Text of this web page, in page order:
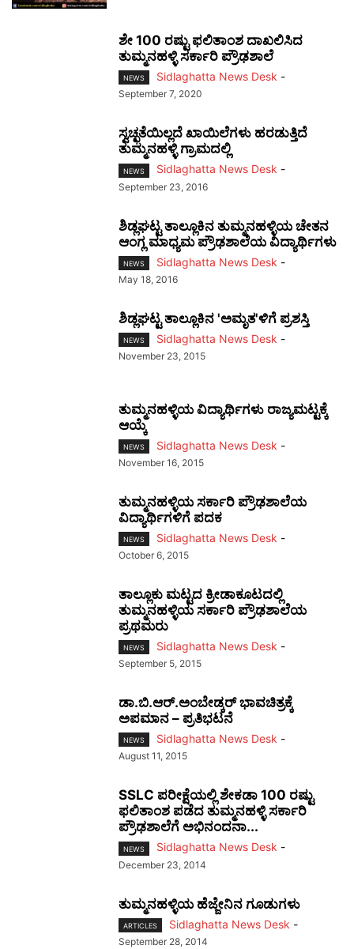
ಶೇ 100 ರಷ್ಟು ಫಲಿತಾಂಶ ದಾಖಲಿಸಿದ
ತುಮ್ಮನಹಳ್ಳಿ ಸರ್ಕಾರಿ ಪ್ರೌಢಶಾಲೆ
NEWS Sidlaghatta News Desk -
September 7, 2020
ಸ್ವಚ್ಛತೆಯಿಲ್ಲದೆ ಖಾಯಿಲೆಗಳು ಹರಡುತ್ತಿದೆ
ತುಮ್ಮನಹಳ್ಳಿ ಗ್ರಾಮದಲ್ಲಿ
NEWS Sidlaghatta News Desk -
September 23, 2016
ಶಿಡ್ಲಘಟ್ಟ ತಾಲ್ಲೂಕಿನ ತುಮ್ಮನಹಳ್ಳಿಯ ಚೇತನ
ಆಂಗ್ಲ ಮಾಧ್ಯಮ ಪ್ರೌಢಶಾಲೆಯ ವಿದ್ಯಾರ್ಥಿಗಳು
NEWS Sidlaghatta News Desk -
May 18, 2016
ಶಿಡ್ಲಘಟ್ಟ ತಾಲ್ಲೂಕಿನ 'ಅಮೃತ'ಳಿಗೆ ಪ್ರಶಸ್ತಿ
NEWS Sidlaghatta News Desk -
November 23, 2015
ತುಮ್ಮನಹಳ್ಳಿಯ ವಿದ್ಯಾರ್ಥಿಗಳು ರಾಜ್ಯಮಟ್ಟಕ್ಕೆ
ಆಯ್ಕೆ
NEWS Sidlaghatta News Desk -
November 16, 2015
ತುಮ್ಮನಹಳ್ಳಿಯ ಸರ್ಕಾರಿ ಪ್ರೌಢಶಾಲೆಯ
ವಿದ್ಯಾರ್ಥಿಗಳಿಗೆ ಪದಕ
NEWS Sidlaghatta News Desk -
October 6, 2015
ತಾಲ್ಲೂಕು ಮಟ್ಟದ ಕ್ರೀಡಾಕೂಟದಲ್ಲಿ
ತುಮ್ಮನಹಳ್ಳಿಯ ಸರ್ಕಾರಿ ಪ್ರೌಢಶಾಲೆಯ
ಪ್ರಥಮರು
NEWS Sidlaghatta News Desk -
September 5, 2015
ಡಾ.ಬಿ.ಆರ್.ಅಂಬೇಡ್ಕರ್ ಭಾವಚಿತ್ರಕ್ಕೆ
ಅಪಮಾನ – ಪ್ರತಿಭಟನೆ
NEWS Sidlaghatta News Desk -
August 11, 2015
SSLC ಪರೀಕ್ಷೆಯಲ್ಲಿ ಶೇಕಡಾ 100 ರಷ್ಟು
ಫಲಿತಾಂಶ ಪಡೆದ ತುಮ್ಮನಹಳ್ಳಿ ಸರ್ಕಾರಿ
ಪ್ರೌಢಶಾಲೆಗೆ ಅಭಿನಂದನಾ...
NEWS Sidlaghatta News Desk -
December 23, 2014
ತುಮ್ಮನಹಳ್ಳಿಯ ಹೆಜ್ಜೇನಿನ ಗೂಡುಗಳು
ARTICLES Sidlaghatta News Desk -
September 28, 2014